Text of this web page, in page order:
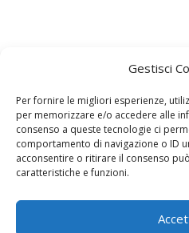
Gestisci
Per fornire le migliori esperienze,
per memorizzare e/o accedere alle
consenso a queste tecnologie ci
comportamento di navigazione o ID
acconsentire o ritirare il consenso
caratteristiche e funzioni.Copyright ©
Bienno (BS)